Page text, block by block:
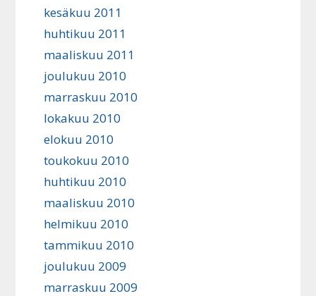
kesäkuu 2011
huhtikuu 2011
maaliskuu 2011
joulukuu 2010
marraskuu 2010
lokakuu 2010
elokuu 2010
toukokuu 2010
huhtikuu 2010
maaliskuu 2010
helmikuu 2010
tammikuu 2010
joulukuu 2009
marraskuu 2009